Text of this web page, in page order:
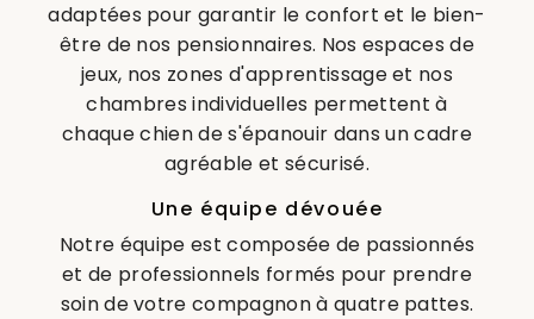
adaptées pour garantir le confort et le bien-
être de nos pensionnaires. Nos espaces de
jeux, nos zones d'apprentissage et nos
chambres individuelles permettent à
chaque chien de s'épanouir dans un cadre
agréable et sécurisé.
Une équipe dévouée
Notre équipe est composée de passionnés
et de professionnels formés pour prendre
soin de votre compagnon à quatre pattes.